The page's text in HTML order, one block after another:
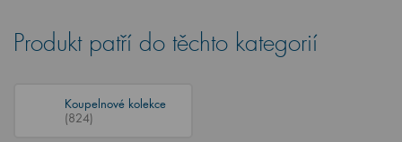
Produkt patří do těchto kategorií
Koupelnové kolekce
(824)